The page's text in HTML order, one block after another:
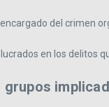
del crimen
en los delitos
grupos